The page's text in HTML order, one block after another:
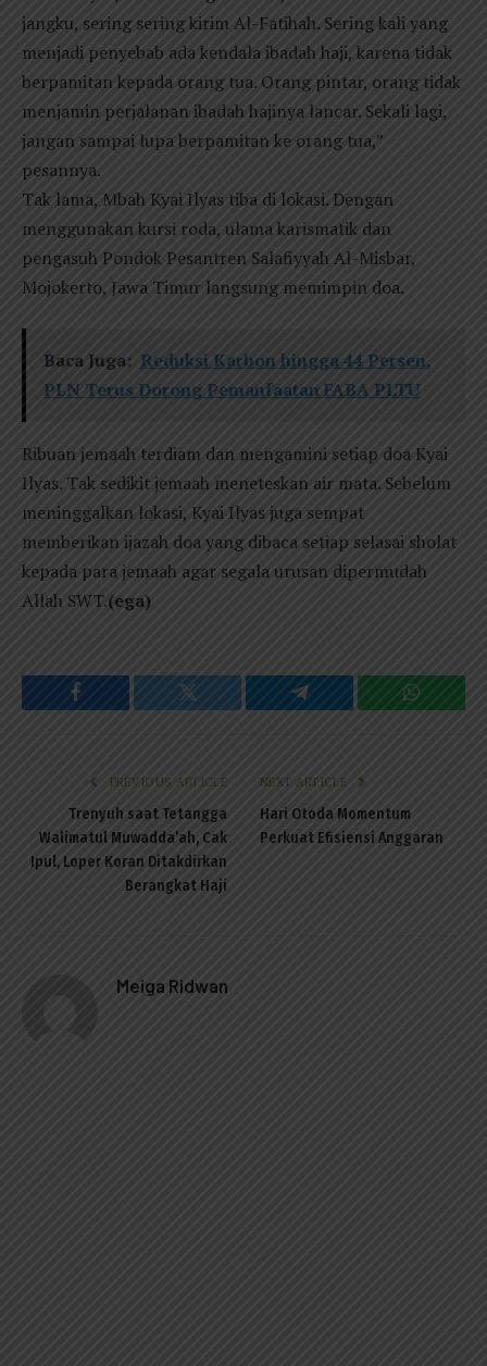
jangku, sering sering kirim Al-Fatihah. Sering kali yang
menjadi penyebab ada kendala ibadah haji, karena tidak
berpamitan kepada orang tua. Orang pintar, orang tidak
menjamin perjalanan ibadah hajinya lancar. Sekali lagi,
jangan sampai lupa berpamitan ke orang tua,”
pesannya.
Tak lama, Mbah Kyai Ilyas tiba di lokasi. Dengan
menggunakan kursi roda, ulama karismatik dan
pengasuh Pondok Pesantren Salafiyyah Al-Misbar,
Mojokerto, Jawa Timur langsung memimpin doa.
Baca Juga: Reduksi Karbon hingga 44 Persen,
PLN Terus Dorong Pemanfaatan FABA PLTU
Ribuan jemaah terdiam dan mengamini setiap doa Kyai
Ilyas. Tak sedikit jemaah meneteskan air mata. Sebelum
meninggalkan lokasi, Kyai Ilyas juga sempat
memberikan ijazah doa yang dibaca setiap selasai sholat
kepada para jemaah agar segala urusan dipermudah
Allah SWT.(ega)
Facebook Twitter Telegram
PREVIOUS ARTICLE
Trenyuh saat Tetangga
Walimatul Muwadda’ah, Cak
Ipul, Loper Koran Ditakdirkan
Berangkat Haji
NEXT ARTICLE
Hari Otoda Momentum
Perkuat Efisiensi Anggaran
Meiga Ridwan